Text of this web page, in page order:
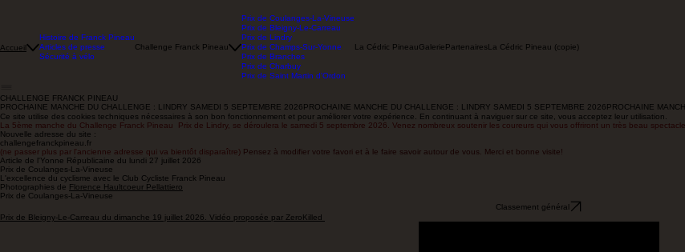
Accueil
Histoire de Franck Pineau
Articles de presse
Sécurité à vélo
Challenge Franck Pineau
Prix de Coulanges-La-Vineuse
Prix de Champs-Sur-Yonne
Prix de Branches
Prix de Charbuy
La Cédric PineauGaleriePartenairesLa Cédric Pineau (copie)
CHALLENGE FRANCK PINEAU
PROCHAINE MANCHE DU CHALLENGE : LINDRY SAMEDI 5 SEPTEMBRE 2026
Ce site utilise des cookies techniques nécessaires à son bon fonctionnement et pour améliorer votre expérience. En continuant à naviguer sur ce site, vous acceptez leur utilisation.
La 5ème manche du Challenge Franck Pineau Prix de Lindry, se déroulera le samedi 5 septembre 2026. Venez nombreux soutenir les coureurs qui vous offriront un très beau spectacle.
Nouvelle adresse du site :
challengefranckpineau.fr
Pensez à modifier votre favori et à le faire savoir autour de vous. Merci et bonne visite!
Article de l'Yonne Républicaine du lundi 27 juillet 2026